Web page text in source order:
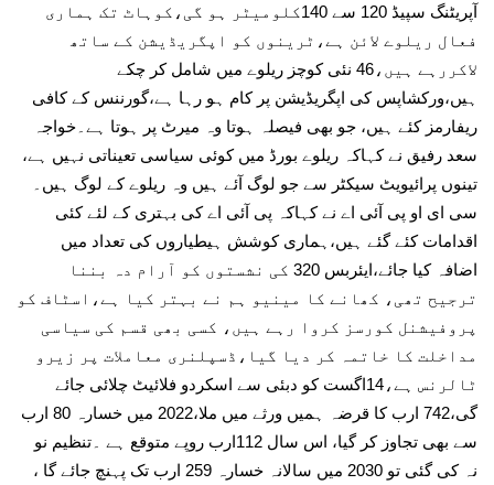
آپریٹنگ سپیڈ 120 سے 140کلومیٹر ہو گی،کوہاٹ تک ہماری
فعال ریلوے لائن ہے،ٹرینوں کو اپگریڈیشن کے ساتھ
لاکررہے ہیں،46 نئی کوچز ریلوے میں شامل کر چکے
ہیں،ورکشاپس کی اپگریڈیشن پر کام ہو رہا ہے،گورننس کے کافی
ریفارمز کئے ہیں، جو بھی فیصلہ ہوتا وہ میرٹ پر ہوتا ہے۔خواجہ
سعد رفیق نے کہاکہ ریلوے بورڈ میں کوئی سیاسی تعیناتی نہیں ہے،
تینوں پرائیویٹ سیکٹر سے جو لوگ آئے ہیں وہ ریلوے کے لوگ ہیں۔
سی ای او پی آئی اے نے کہاکہ پی آئی اے کی بہتری کے لئے کئی
اقدامات کئے گئے ہیں،ہماری کوشش ہیطیاروں کی تعداد میں
اضافہ کیا جائے،ایئربس 320 کی نشستوں کو آرام دہ بننا
ترجیح تھی، کھانے کا مینیو ہم نے بہتر کیا ہے،اسٹاف کو
پروفیشنل کورسز کروا رہے ہیں، کسی بھی قسم کی سیاسی
مداخلت کا خاتمہ کر دیا گیا،ڈسپلنری معاملات پر زیرو
ٹالرنس ہے،14اگست کو دبئی سے اسکردو فلائیٹ چلائی جائے
گی،742 ارب کا قرضہ ہمیں ورثے میں ملا،2022 میں خسارہ 80 ارب
سے بھی تجاوز کر گیا، اس سال 112ارب روپے متوقع ہے ۔تنظیم نو
نہ کی گئی تو 2030 میں سالانہ خسارہ 259 ارب تک پہنچ جائے گا ،